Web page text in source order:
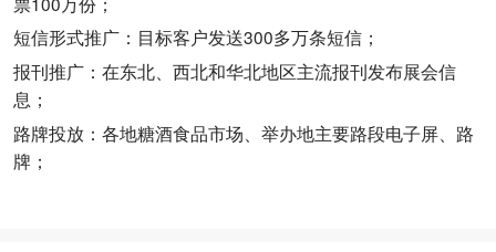
短信形式推广：目标客户发送300多万条短信；
报刊推广：在东北、西北和华北地区主流报刊发布展会信
息；
路牌投放：各地糖酒食品市场、举办地主要路段电子屏、路
牌；